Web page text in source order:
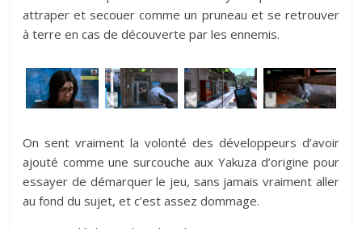
attraper et secouer comme un pruneau et se retrouver
à terre en cas de découverte par les ennemis.
On sent vraiment la volonté des développeurs d’avoir
ajouté comme une surcouche aux Yakuza d’origine pour
essayer de démarquer le jeu, sans jamais vraiment aller
au fond du sujet, et c’est assez dommage.